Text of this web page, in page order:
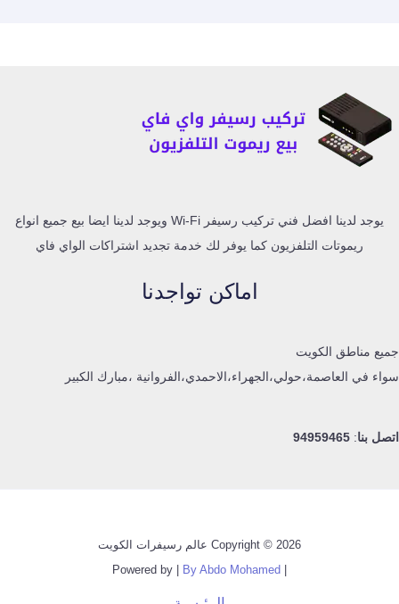
يوجد لدينا افضل فني تركيب رسيفر Wi-Fi ويوجد لدينا ايضا بيع جميع انواع
ريموتات التلفزيون كما يوفر لك خدمة تجديد اشتراكات الواي فاي
اماكن تواجدنا
جميع مناطق الكويت
سواء في العاصمة،حولي،الجهراء،الاحمدي،الفروانية ،مبارك الكبير
اتصل بنا:
94959465
Copyright © 2026 عالم رسيفرات الكويت
| Powered by |
By Abdo Mohamed